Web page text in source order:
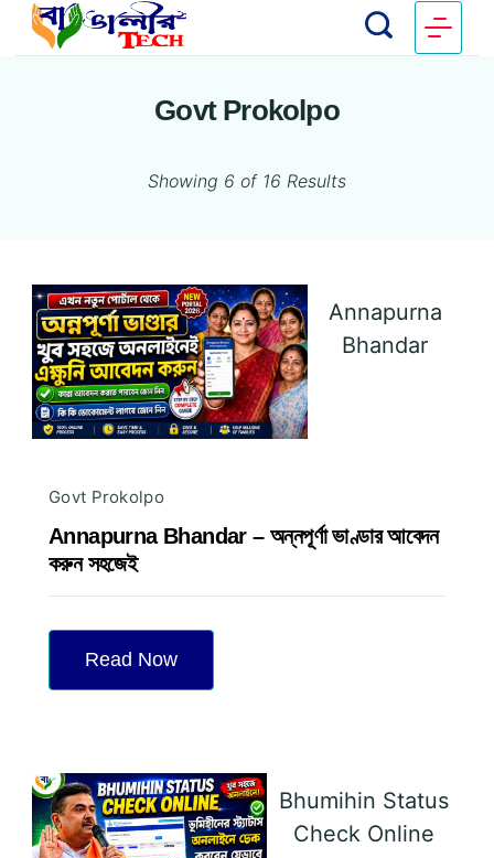
Govt Prokolpo
Showing 6 of 16 Results
Annapurna
Bhandar
Govt Prokolpo
Annapurna Bhandar – অন্নপূর্ণা ভাণ্ডার আবেদন
করুন সহজেই
Read Now
Bhumihin Status
Check Online